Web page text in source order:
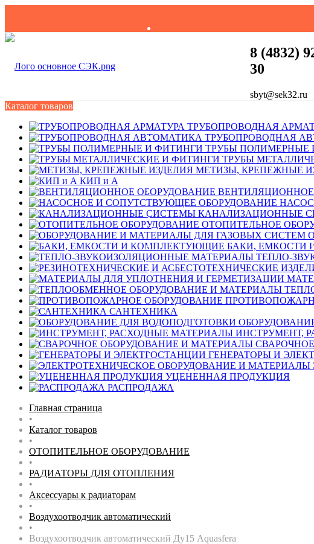
8 (4832)
30
sbyt@sek32.ru
Каталог товаров
ТРУБОПРОВОДНАЯ
ТРУБОПРОВОДНАЯ
ТРУБЫ ПОЛИМЕРНЫЕ
ТРУБЫ
МЕТИЗЫ, КРЕПЕЖНЫЕ
КИП и А
КАНАЛИЗАЦИОННЫЕ
ОТОПИТЕЛЬНОЕ
БАКИ, ЕМКОСТИ
ТЕПЛО-
САНТЕХНИКА
ИНСТРУМЕНТ,
ГЕНЕРАТОРЫ И
УЦЕНЕННАЯ ПРОДУКЦИЯ
РАСПРОДАЖА
Главная страница
•
Каталог товаров
•
ОТОПИТЕЛЬНОЕ ОБОРУДОВАНИЕ
•
РАДИАТОРЫ ДЛЯ ОТОПЛЕНИЯ
•
Аксессуары к радиаторам
•
Воздухоотводчик автоматический
•
Воздухоотводчик автоматический Ду15 Aquasfera